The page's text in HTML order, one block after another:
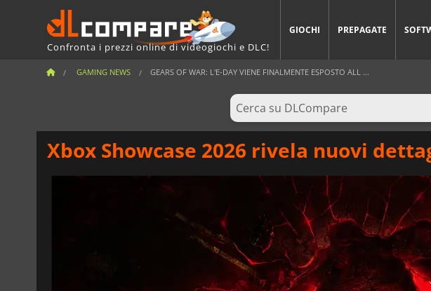
Confronta i prezzi online di videogiochi e DLC!
GIOCHI PREPAGATE
GAMING NEWS GEARS OF WAR: L'E-DAY VIENE FINALMENTE ESPOSTO ALL ...
Xbox Showcase 2026 rivela nuovi